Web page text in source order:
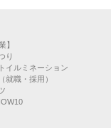
】
り
イルミネーション
就職・採用）